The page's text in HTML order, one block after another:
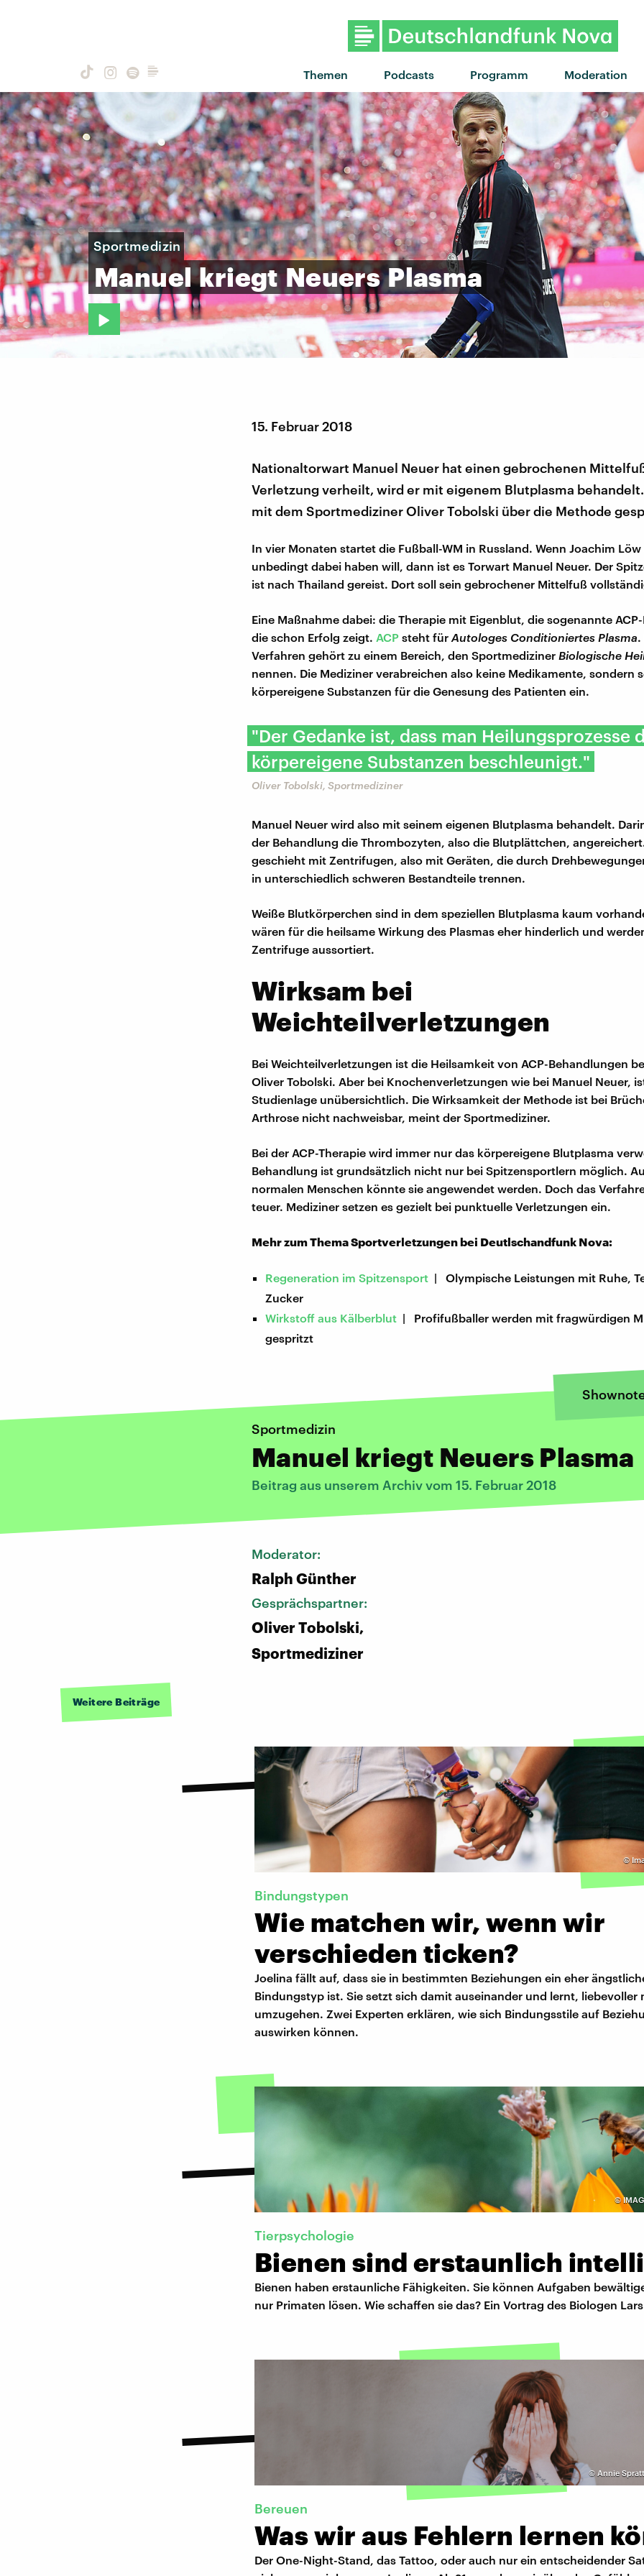
Themen Podcasts Programm Moderation
Sportmedizin
Manuel kriegt Neuers Plasma
15. Februar 2018
Nationaltorwart Manuel Neuer hat einen gebrochenen
Verletzung verheilt, wird er mit eigenem Blutplasma
mit dem Sportmediziner Oliver Tobolski über die Methode
In vier Monaten startet die Fußball-WM in Russland. Wenn Joachim
unbedingt dabei haben will, dann ist es Torwart Manuel Neuer. Der
ist nach Thailand gereist. Dort soll sein gebrochener Mittelfuß
Eine Maßnahme dabei: die Therapie mit Eigenblut, die sogenannte
die schon Erfolg zeigt. ACP steht für Autologes Conditioniertes Plasma.
Verfahren gehört zu einem Bereich, den Sportmediziner Biologische
nennen. Die Mediziner verabreichen also keine Medikamente, sondern
körpereigene Substanzen für die Genesung des Patienten ein.
"Der Gedanke ist, dass man Heilungsprozesse
körpereigene Substanzen beschleunigt."
Oliver Tobolski, Sportmediziner
Manuel Neuer wird also mit seinem eigenen Blutplasma behandelt.
der Behandlung die Thrombozyten, also die Blutplättchen,
geschieht mit Zentrifugen, also mit Geräten, die durch
in unterschiedlich schweren Bestandteile trennen.
Weiße Blutkörperchen sind in dem speziellen Blutplasma kaum
wären für die heilsame Wirkung des Plasmas eher hinderlich und
Zentrifuge aussortiert.
Wirksam bei
Weichteilverletzungen
Bei Weichteilverletzungen ist die Heilsamkeit von ACP-Behandlungen
Oliver Tobolski. Aber bei Knochenverletzungen wie bei Manuel Neuer,
Studienlage unübersichtlich. Die Wirksamkeit der Methode ist bei
Arthrose nicht nachweisbar, meint der Sportmediziner.
Bei der ACP-Therapie wird immer nur das körpereigene Blutplasma
Behandlung ist grundsätzlich nicht nur bei Spitzensportlern möglich.
normalen Menschen könnte sie angewendet werden. Doch das
teuer. Mediziner setzen es gezielt bei punktuelle Verletzungen ein.
Mehr zum Thema Sportverletzungen bei Deutlschandfunk Nova:
Regeneration im Spitzensport | Olympische Leistungen mit Ruhe,
Zucker
Wirkstoff aus Kälberblut | Profifußballer werden mit fragwürdigen
gespritzt
Sportmedizin
Manuel kriegt Neuers Plasma
Beitrag aus unserem Archiv vom 15. Februar 2018
Moderator:
Ralph Günther
Gesprächspartner:
Oliver Tobolski,
Sportmediziner
Weitere Beiträge
©
Bindungstypen
Wie matchen wir, wenn wir
verschieden ticken?
Joelina fällt auf, dass sie in bestimmten Beziehungen ein eher
Bindungstyp ist. Sie setzt sich damit auseinander und lernt, liebevoller
umzugehen. Zwei Experten erklären, wie sich Bindungsstile auf
auswirken können.
©
Tierpsychologie
Bienen sind erstaunlich
Bienen haben erstaunliche Fähigkeiten. Sie können Aufgaben
nur Primaten lösen. Wie schaffen sie das? Ein Vortrag des Biologen
© Annie
Bereuen
Was wir aus Fehlern lernen
Der One-Night-Stand, das Tattoo, oder auch nur ein entscheidender